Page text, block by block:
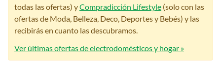
todas las ofertas) yCompradicción Lifestyle (solo con las
ofertas de Moda, Belleza, Deco, Deportes y Bebés) y las
recibirás en cuanto las descubramos.
Ver últimas ofertas de electrodomésticos y hogar »